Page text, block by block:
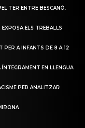
TER ENTRE BESCANÓ,
ELS TREBALLS
PER A INFANTS DE 8 A 12
EN LLENGUA
PER ANALITZAR